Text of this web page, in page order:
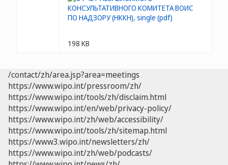
198 KB
/contact/zh/area.jsp?area=meetings
https://www.wipo.int/pressroom/zh/
https://www.wipo.int/tools/zh/disclaim.html
https://www.wipo.int/en/web/privacy-policy/
https://www.wipo.int/zh/web/accessibility/
https://www.wipo.int/tools/zh/sitemap.html
https://www3.wipo.int/newsletters/zh/
https://www.wipo.int/zh/web/podcasts/